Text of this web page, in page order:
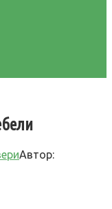
Автор: